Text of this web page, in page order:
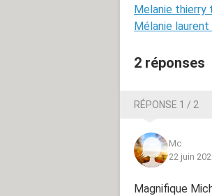
Melanie thierry
Mélanie
2 réponses
RÉPONSE 1 / 2
Mc
22 juin
Magnifique